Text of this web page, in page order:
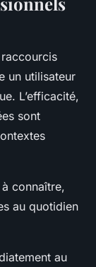
raccourcis
un utilisateur
L’efficacité,
sont
connaître,
au quotidien
au